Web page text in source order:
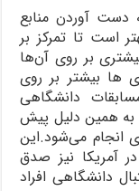
دست آوردن منابع
است تا تمرکز بر
بر روی آن‌ها
ها بیشتر بر روی
دانشگاهی
همین دلیل پیش
انجام می‌شود.این
آمریکا نیز صدق
دانشگاهی افراد